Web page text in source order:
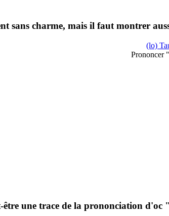
sans charme, mais il faut montrer
(lo)
Prononcer
une trace de la prononciation